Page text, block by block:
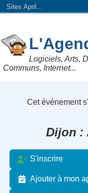
Sites April...
Logiciels, Arts,
Communs, Internet...
Cet événement
Dijon
S'inscrire
Ajouter à mon